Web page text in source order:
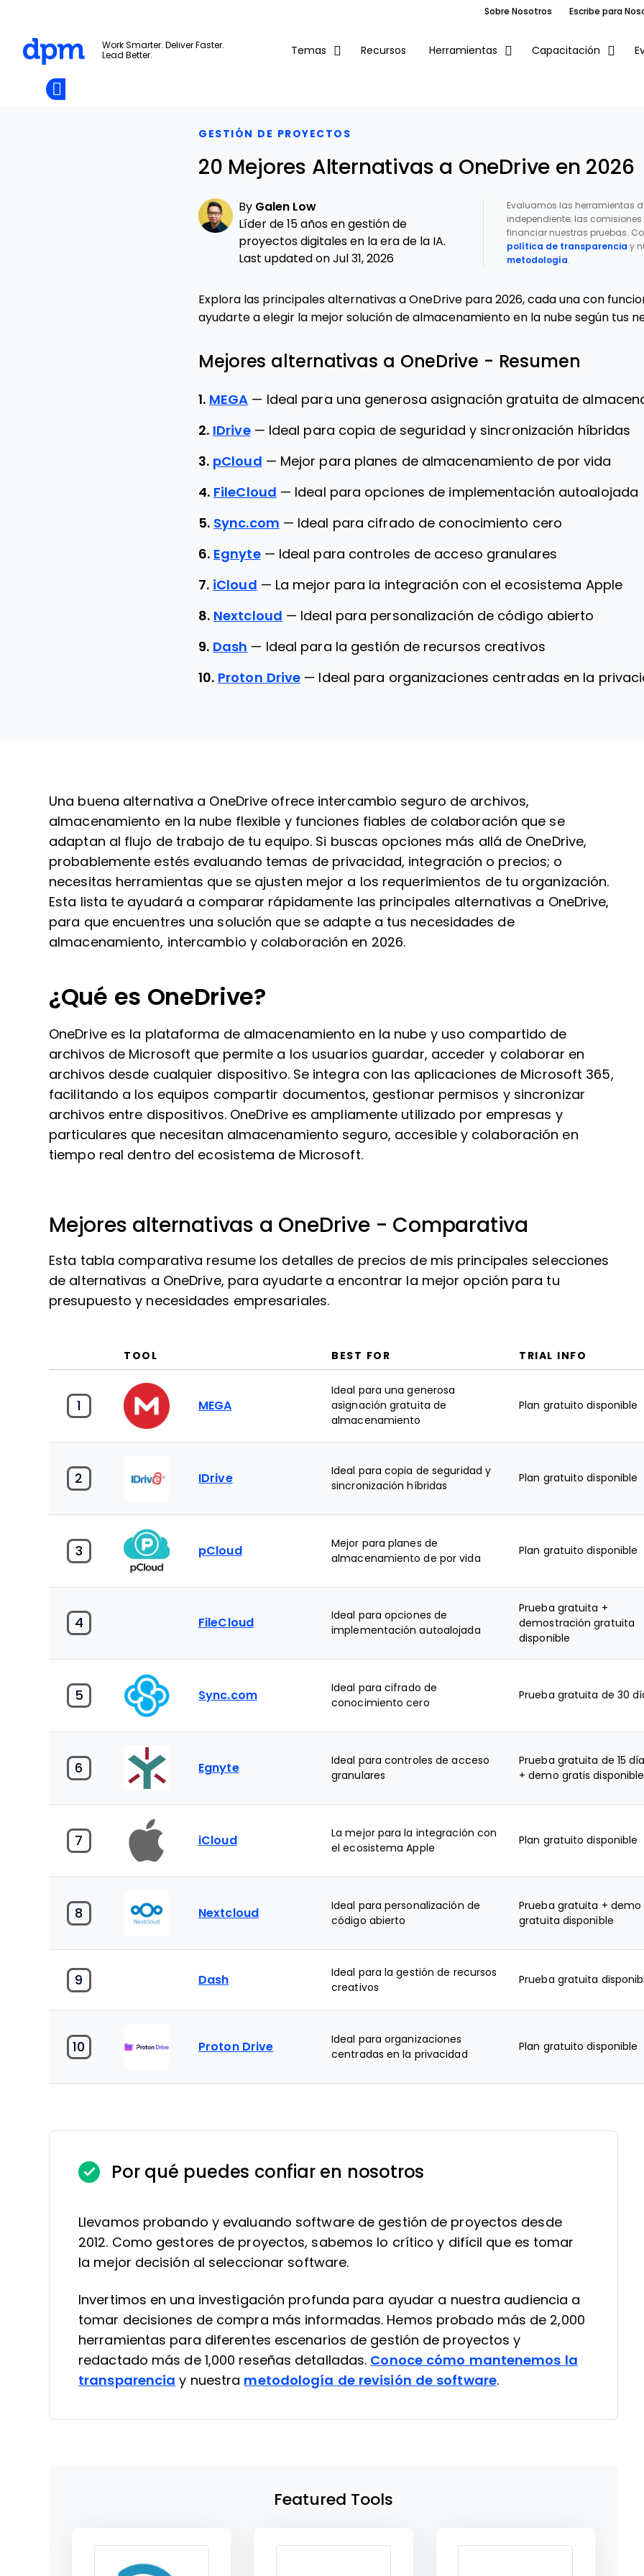
Skip to main content
Sobre Nosotros Escribe para
Work Smarter. Deliver Faster.
Lead Better.
Temas Recursos Herramientas Capacitación
Add as
GESTIÓN DE PROYECTOS
20 Mejores Alternativas a OneDrive en 2026
By Galen Low
Líder de 15 años en gestión de
proyectos digitales en la era de la IA.
Last updated on Jul 31, 2026
Evaluamos las herramientas
independiente; las
financiar nuestras pruebas.
política de transparencia y
metodología
Explora las principales alternativas a OneDrive para 2026, cada una con
ayudarte a elegir la mejor solución de almacenamiento en la nube según tus
Mejores alternativas a OneDrive - Resumen
1. MEGA — Ideal para una generosa asignación gratuita de
2. IDrive — Ideal para copia de seguridad y sincronización híbridas
3. pCloud — Mejor para planes de almacenamiento de por vida
4. FileCloud — Ideal para opciones de implementación autoalojada
5. Sync.com — Ideal para cifrado de conocimiento cero
6. Egnyte — Ideal para controles de acceso granulares
7. iCloud — La mejor para la integración con el ecosistema Apple
8. Nextcloud — Ideal para personalización de código abierto
9. Dash — Ideal para la gestión de recursos creativos
10. Proton Drive — Ideal para organizaciones centradas en la
Una buena alternativa a OneDrive ofrece intercambio seguro de archivos,
almacenamiento en la nube flexible y funciones fiables de colaboración que se
adaptan al flujo de trabajo de tu equipo. Si buscas opciones más allá de OneDrive,
probablemente estés evaluando temas de privacidad, integración o precios; o
necesitas herramientas que se ajusten mejor a los requerimientos de tu organización.
Esta lista te ayudará a comparar rápidamente las principales alternativas a OneDrive,
para que encuentres una solución que se adapte a tus necesidades de
almacenamiento, intercambio y colaboración en 2026.
¿Qué es OneDrive?
OneDrive es la plataforma de almacenamiento en la nube y uso compartido de
archivos de Microsoft que permite a los usuarios guardar, acceder y colaborar en
archivos desde cualquier dispositivo. Se integra con las aplicaciones de Microsoft 365,
facilitando a los equipos compartir documentos, gestionar permisos y sincronizar
archivos entre dispositivos. OneDrive es ampliamente utilizado por empresas y
particulares que necesitan almacenamiento seguro, accesible y colaboración en
tiempo real dentro del ecosistema de Microsoft.
Mejores alternativas a OneDrive - Comparativa
Esta tabla comparativa resume los detalles de precios de mis principales selecciones
de alternativas a OneDrive, para ayudarte a encontrar la mejor opción para tu
presupuesto y necesidades empresariales.
TOOL BEST FOR TRIAL INFO
1 MEGA
Ideal para una generosa
asignación gratuita de
almacenamiento
Plan gratuito disponible
2 IDrive
Ideal para copia de seguridad y
sincronización híbridas
Plan gratuito disponible
3 pCloud
Mejor para planes de
almacenamiento de por vida
Plan gratuito disponible
4 FileCloud
Ideal para opciones de
implementación autoalojada
Prueba gratuita +
demostración gratuita
disponible
5 Sync.com
Ideal para cifrado de
conocimiento cero
Prueba gratuita de 30
6 Egnyte
Ideal para controles de acceso
granulares
Prueba gratuita de 15
+ demo gratis disponible
7 iCloud
La mejor para la integración con
el ecosistema Apple
Plan gratuito disponible
8 Nextcloud
Ideal para personalización de
código abierto
Prueba gratuita + demo
gratuita disponible
9 Dash
Ideal para la gestión de recursos
creativos
Prueba gratuita
10 Proton Drive
Ideal para organizaciones
centradas en la privacidad
Plan gratuito disponible
Por qué puedes confiar en nosotros
Llevamos probando y evaluando software de gestión de proyectos desde
2012. Como gestores de proyectos, sabemos lo crítico y difícil que es tomar
la mejor decisión al seleccionar software.
Invertimos en una investigación profunda para ayudar a nuestra audiencia a
tomar decisiones de compra más informadas. Hemos probado más de 2,000
herramientas para diferentes escenarios de gestión de proyectos y
redactado más de 1,000 reseñas detalladas. Conoce cómo mantenemos la
transparencia y nuestra metodología de revisión de software.
Featured Tools